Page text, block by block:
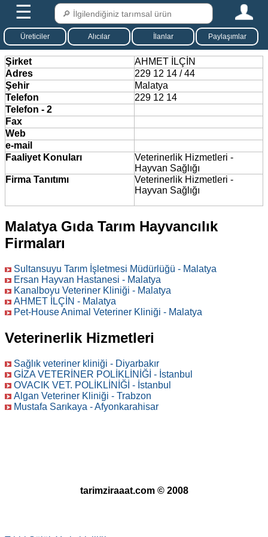
☰
Üreticiler Alıcılar İlanlar Paylaşımlar
Şirket
AHMET İLÇİN
Adres
229 12 14 / 44
Şehir
Malatya
Telefon
229 12 14
Telefon - 2
Fax
Web
e-mail
Faaliyet Konuları
Veterinerlik Hizmetleri -
Hayvan Sağlığı
Firma Tanıtımı
Veterinerlik Hizmetleri -
Hayvan Sağlığı
Malatya Gıda Tarım Hayvancılık
Firmaları
Sultansuyu Tarım İşletmesi Müdürlüğü - Malatya
Ersan Hayvan Hastanesi - Malatya
Kanalboyu Veteriner Kliniği - Malatya
AHMET İLÇİN - Malatya
Pet-House Animal Veteriner Kliniği - Malatya
Veterinerlik Hizmetleri
Sağlık veteriner kliniği - Diyarbakır
GİZA VETERİNER POLİKLİNİĞİ - İstanbul
OVACIK VET. POLİKLİNİĞİ - İstanbul
Algan Veteriner Kliniği - Trabzon
Mustafa Sarıkaya - Afyonkarahisar
tarimziraaat.com © 2008